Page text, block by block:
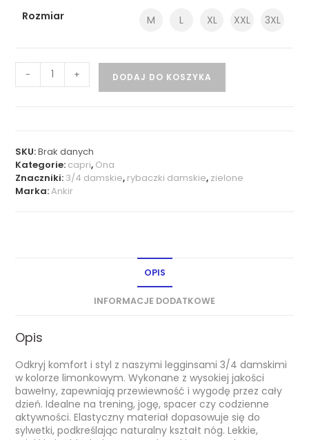
Rozmiar M L XL XXL 3XL
- + DODAJ DO KOSZYKA
SKU:Brak danych
Kategorie: capri, Ona
Znaczniki: 3/4 damskie, rybaczki damskie, zielone
Marka:Ankir
OPIS
INFORMACJE DODATKOWE
Opis
Odkryj komfort i styl z naszymi legginsami 3/4 damskimi
w kolorze limonkowym. Wykonane z wysokiej jakości
bawełny, zapewniają przewiewność i wygodę przez cały
dzień. Idealne na trening, jogę, spacer czy codzienne
aktywności. Elastyczny materiał dopasowuje się do
sylwetki, podkreślając naturalny kształt nóg. Lekkie,